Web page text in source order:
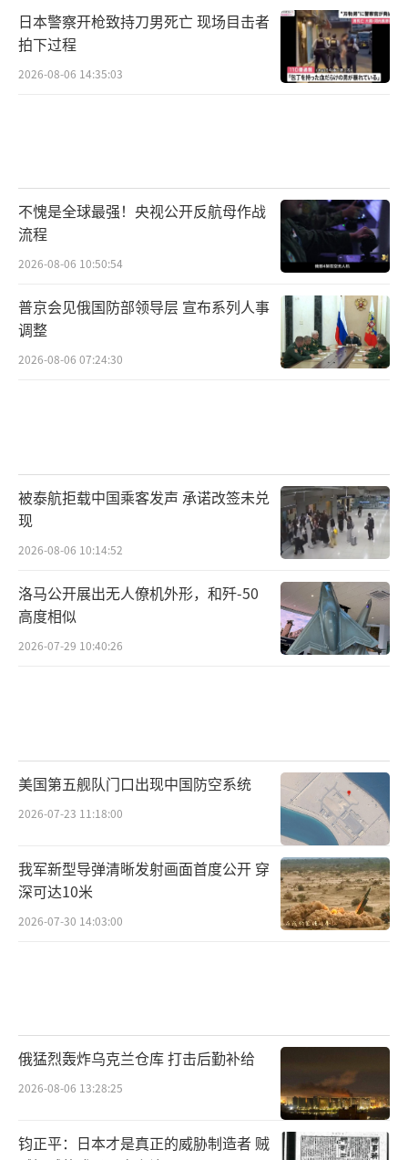
日本警察开枪致持刀男死亡 现场目击者
拍下过程
2026-08-06 14:35:03
不愧是全球最强！央视公开反航母作战
流程
2026-08-06 10:50:54
普京会见俄国防部领导层 宣布系列人事
调整
2026-08-06 07:24:30
被泰航拒载中国乘客发声 承诺改签未兑
现
2026-08-06 10:14:52
洛马公开展出无人僚机外形，和歼-50
高度相似
2026-07-29 10:40:26
美国第五舰队门口出现中国防空系统
2026-07-23 11:18:00
我军新型导弹清晰发射画面首度公开 穿
深可达10米
2026-07-30 14:03:00
俄猛烈轰炸乌克兰仓库 打击后勤补给
2026-08-06 13:28:25
钧正平：日本才是真正的威胁制造者 贼